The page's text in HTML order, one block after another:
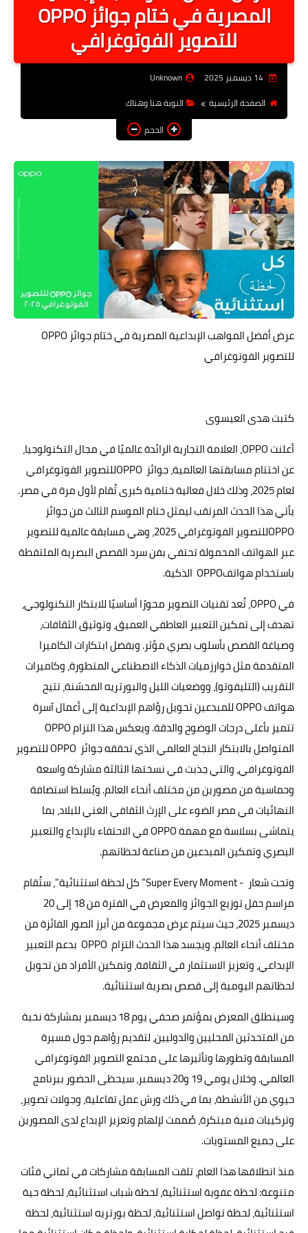
أخبار الرياصة
الطب البديل
منوعات
خدمات
عاجل
التعليم
الصحه
الطقس
معلومه قانونيه
تكنولوجيا المعلومات
حوادث وقضايا
مقالات
المصرية في ختام جوائز OPPO
للتصوير الفوتوغرافي
14 ديسمبر 2025
Unknown
الصفحة الرئيسية
النوبة هنا وهناك
الحجم
عرض أفضل المواهب الإبداعية المصرية في ختام جوائز OPPO
للتصوير الفوتوغرافي
كتبت هدى العيسوى
أعلنت OPPO، العلامة التجارية الرائدة عالميًا في مجال التكنولوجيا،
عن اختتام مسابقتها العالمية، جوائز OPPOللتصوير الفوتوغرافي
لعام 2025، وذلك خلال فعالية ختامية كبرى تُقام لأول مرة في مصر.
يأتي هذا الحدث المرتقب ليمثل ختام الموسم الثالث من جوائز
OPPOللتصوير الفوتوغرافي 2025، وهي مسابقة عالمية للتصوير
عبر الهواتف المحمولة تحتفي بفن سرد القصص البصرية الملتقطة
باستخدام هواتفOPPO الذكية.
في OPPO، تُعد تقنيات التصوير محورًا أساسيًا للابتكار التكنولوجي،
تهدف إلى تمكين التعبير العاطفي العميق، وتوثيق الثقافات،
وصياغة القصص بأسلوب بصري مؤثر. وبفضل ابتكارات الكاميرا
المتقدمة مثل خوارزميات الذكاء الاصطناعي المتطورة، وكاميرات
التقريب (التليفوتو)، ووضعيات الليل والبورتريه المحسّنة، تتيح
هواتف OPPO للمبدعين تحويل رؤاهم الإبداعية إلى أعمال آسرة
تتميز بأعلى درجات الوضوح والدقة. ويعكس هذا التزام OPPO
المتواصل بالابتكار النجاح العالمي الذي تحققه جوائز OPPO للتصوير
الفوتوغرافي، والتي جذبت في نسختها الثالثة مشاركة واسعة
وحماسية من مصورين من مختلف أنحاء العالم. ويُسلط استضافة
النهائيات في مصر الضوء على الإرث الثقافي الغني للبلاد، بما
يتماشى بسلاسة مع مهمة OPPO في الاحتفاء بالإبداع والتعبير
البصري وتمكين المبدعين من صناعة لحظاتهم.
وتحت شعار - Super Every Moment” كل لحظة استثنائية"، ستُقام
مراسم حفل توزيع الجوائز والمعرض في الفترة من 18 إلى 20
ديسمبر 2025، حيث سيتم عرض مجموعة من أبرز الصور الفائزة من
مختلف أنحاء العالم. ويجسد هذا الحدث التزام OPPO بدعم التعبير
الإبداعي، وتعزيز الاستثمار في الثقافة، وتمكين الأفراد من تحويل
لحظاتهم اليومية إلى قصص بصرية استثنائية.
وسينطلق المعرض بمؤتمر صحفي يوم 18 ديسمبر بمشاركة نخبة
من المتحدثين المحليين والدوليين، لتقديم رؤاهم حول مسيرة
المسابقة وتطورها وتأثيرها على مجتمع التصوير الفوتوغرافي
العالمي. وخلال يومي 19 و20 ديسمبر، سيحظى الحضور ببرنامج
حيوي من الأنشطة، بما في ذلك ورش عمل تفاعلية، وجولات تصوير،
وتركيبات فنية مبتكرة، صُممت لإلهام وتعزيز الإبداع لدى المصورين
على جميع المستويات.
منذ انطلاقها هذا العام، تلقت المسابقة مشاركات في ثماني فئات
متنوعة: لحظة عفوية استثنائية، لحظة شباب استثنائية، لحظة حية
استثنائية، لحظة تواصل استثنائية، لحظة بورتريه استثنائية، لحظة